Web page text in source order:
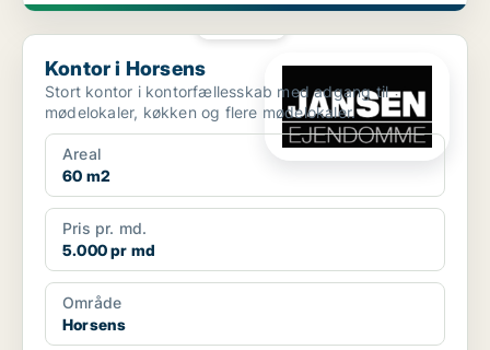
Kontor i Horsens
Kontor i Horsens
Stort kontor i kontorfællesskab med adgang til
mødelokaler, køkken og flere mødelokaler.
Areal
60 m2
Pris pr. md.
5.000 pr md
Område
Horsens